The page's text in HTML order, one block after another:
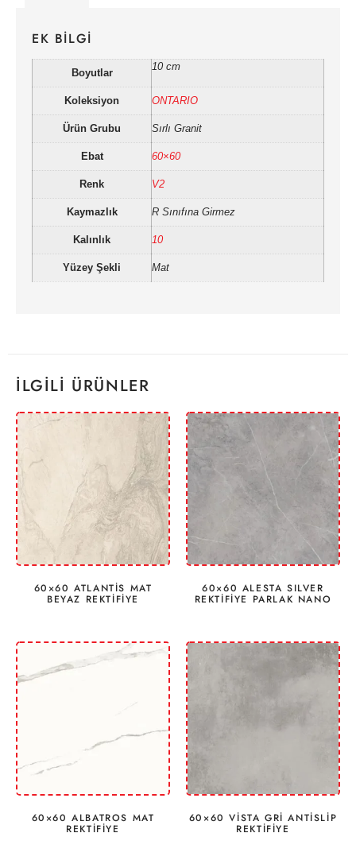
EK BILGI
Boyutlar
10 cm
Koleksiyon ONTARIO
Ürün Grubu Sırlı Granit
Ebat 60×60
Renk V2
Kaymazlık R Sınıfına Girmez
Kalınlık 10
Yüzey Şekli Mat
İLGILI ÜRÜNLER
60×60 ATLANTİS MAT
BEYAZ REKTİFİYE
60×60 ALESTA SILVER
REKTİFİYE PARLAK NANO
60×60 ALBATROS MAT
REKTİFİYE
60×60 VİSTA GRİ ANTİSLİP
REKTİFİYE